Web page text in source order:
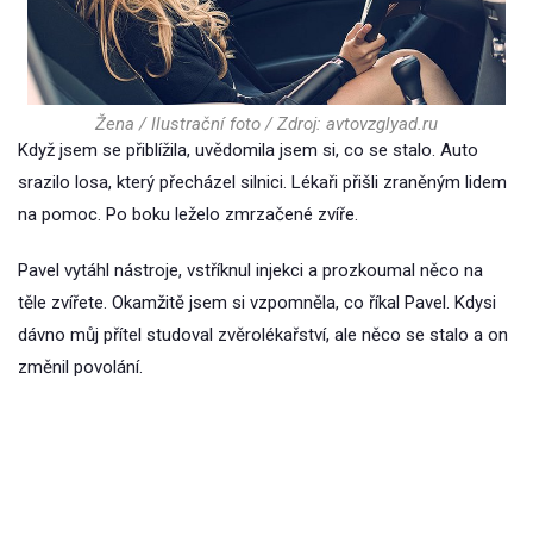
Žena / Ilustrační foto / Zdroj: avtovzglyad.ru
Když jsem se přiblížila, uvědomila jsem si, co se stalo. Auto
srazilo losa, který přecházel silnici. Lékaři přišli zraněným lidem
na pomoc. Po boku leželo zmrzačené zvíře.
Pavel vytáhl nástroje, vstříknul injekci a prozkoumal něco na
těle zvířete. Okamžitě jsem si vzpomněla, co říkal Pavel. Kdysi
dávno můj přítel studoval zvěrolékařství, ale něco se stalo a on
změnil povolání.